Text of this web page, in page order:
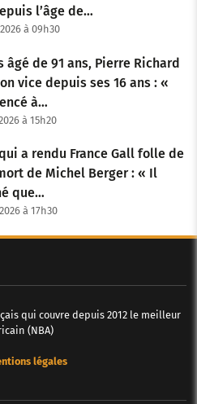
l’âge de…
à 09h30
âgé de 91 ans, Pierre Richard
vice depuis ses 16 ans : «
à…
à 15h20
a rendu France Gall folle de
de Michel Berger : « Il
que…
à 17h30
qui couvre depuis 2012 le meilleur
(NBA)
légales